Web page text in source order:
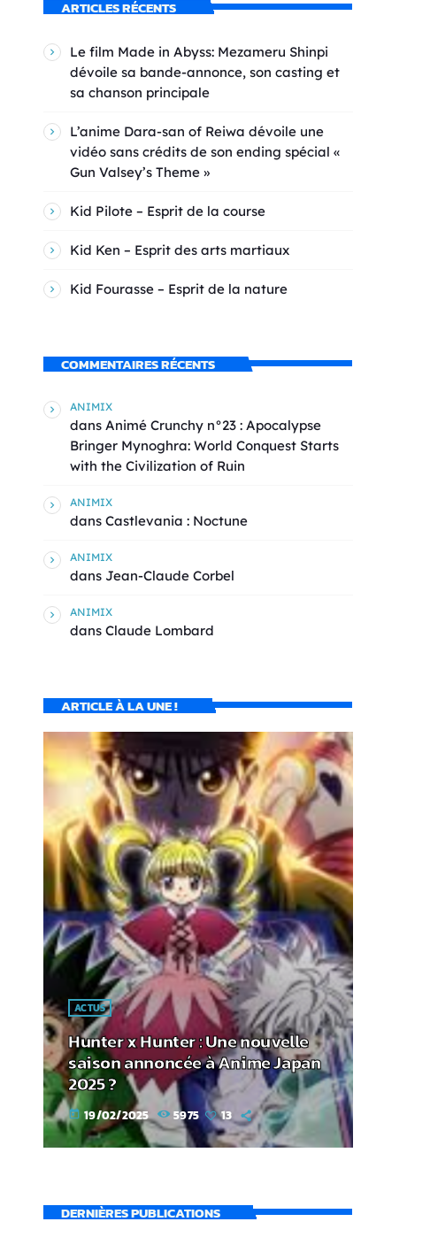
ARTICLES RÉCENTS
Le film Made in Abyss: Mezameru Shinpi
dévoile sa bande-annonce, son casting et
sa chanson principale
L’anime Dara-san of Reiwa dévoile une
vidéo sans crédits de son ending spécial «
Gun Valsey’s Theme »
Kid Pilote – Esprit de la course
Kid Ken – Esprit des arts martiaux
Kid Fourasse – Esprit de la nature
COMMENTAIRES RÉCENTS
ANIMIX
dans Animé Crunchy n°23 : Apocalypse
Bringer Mynoghra: World Conquest Starts
with the Civilization of Ruin
ANIMIX
dans Castlevania : Noctune
ANIMIX
dans Jean-Claude Corbel
ANIMIX
dans Claude Lombard
ARTICLE À LA UNE !
ACTUS
Hunter x Hunter : Une nouvelle
saison annoncée à Anime Japan
2025 ?
today 19/02/2025 5975 13
DERNIÈRES PUBLICATIONS